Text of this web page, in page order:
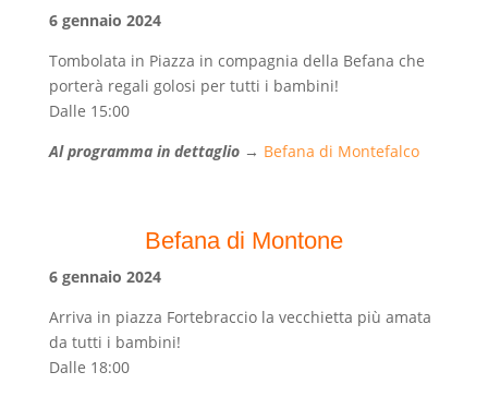
6 gennaio 2024
Tombolata in Piazza in compagnia della Befana che
porterà regali golosi per tutti i bambini!
Dalle 15:00
Al programma in dettaglio→ Befana di Montefalco
Befana di Montone
6 gennaio 2024
Arriva in piazza Fortebraccio la vecchietta più amata
da tutti i bambini!
Dalle 18:00